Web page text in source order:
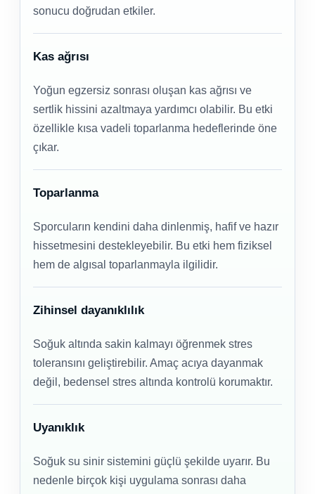
sonucu doğrudan etkiler.
Kas ağrısı
Yoğun egzersiz sonrası oluşan kas ağrısı ve
sertlik hissini azaltmaya yardımcı olabilir. Bu etki
özellikle kısa vadeli toparlanma hedeflerinde öne
çıkar.
Toparlanma
Sporcuların kendini daha dinlenmiş, hafif ve hazır
hissetmesini destekleyebilir. Bu etki hem fiziksel
hem de algısal toparlanmayla ilgilidir.
Zihinsel dayanıklılık
Soğuk altında sakin kalmayı öğrenmek stres
toleransını geliştirebilir. Amaç acıya dayanmak
değil, bedensel stres altında kontrolü korumaktır.
Uyanıklık
Soğuk su sinir sistemini güçlü şekilde uyarır. Bu
nedenle birçok kişi uygulama sonrası daha